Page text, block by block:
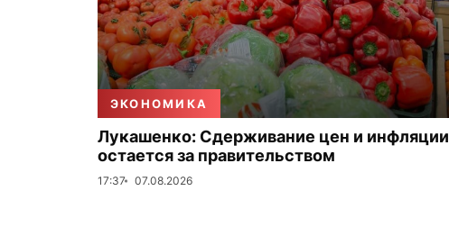
ЭКОНОМИКА
Лукашенко: Сдерживание цен и инфляции
остается за правительством
17:37 07.08.2026